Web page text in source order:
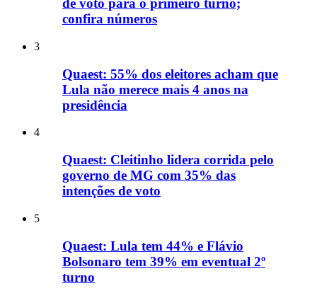
de voto para o primeiro turno;
confira números
3
Quaest: 55% dos eleitores acham que
Lula não merece mais 4 anos na
presidência
4
Quaest: Cleitinho lidera corrida pelo
governo de MG com 35% das
intenções de voto
5
Quaest: Lula tem 44% e Flávio
Bolsonaro tem 39% em eventual 2º
turno